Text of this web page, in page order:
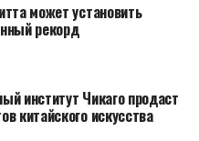
чем я
работы
может установить
рекорд
институт Чикаго продаст
китайского искусства